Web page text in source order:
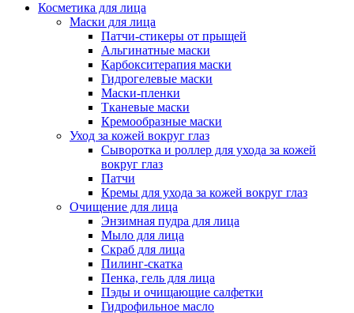
Косметика для лица
Маски для лица
Патчи-стикеры от прыщей
Альгинатные маски
Карбокситерапия маски
Гидрогелевые маски
Маски-пленки
Тканевые маски
Кремообразные маски
Уход за кожей вокруг глаз
Сыворотка и роллер для ухода за кожей
вокруг глаз
Патчи
Кремы для ухода за кожей вокруг глаз
Очищение для лица
Энзимная пудра для лица
Мыло для лица
Скраб для лица
Пилинг-скатка
Пенка, гель для лица
Пэды и очищающие салфетки
Гидрофильное масло